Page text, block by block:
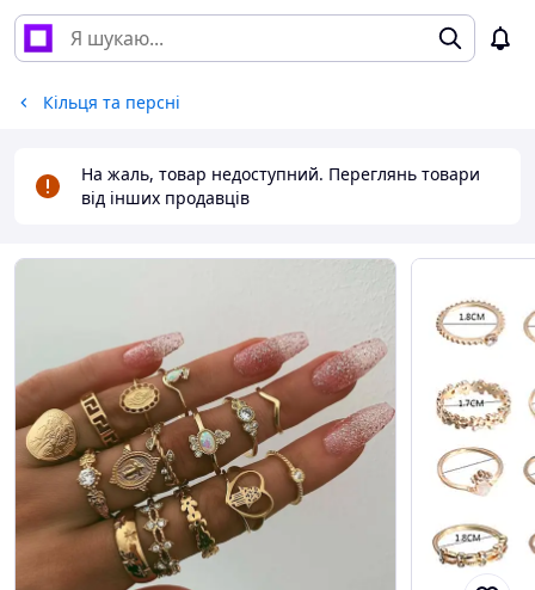
Кільця та ​​персні
На жаль, товар недоступний. Переглянь товари
від інших продавців